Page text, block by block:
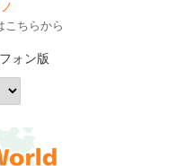
こちらから
ォン版